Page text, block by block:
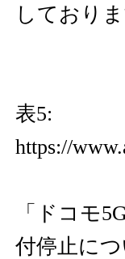
しておりま
表5:
https://
「ドコモ
付停止に